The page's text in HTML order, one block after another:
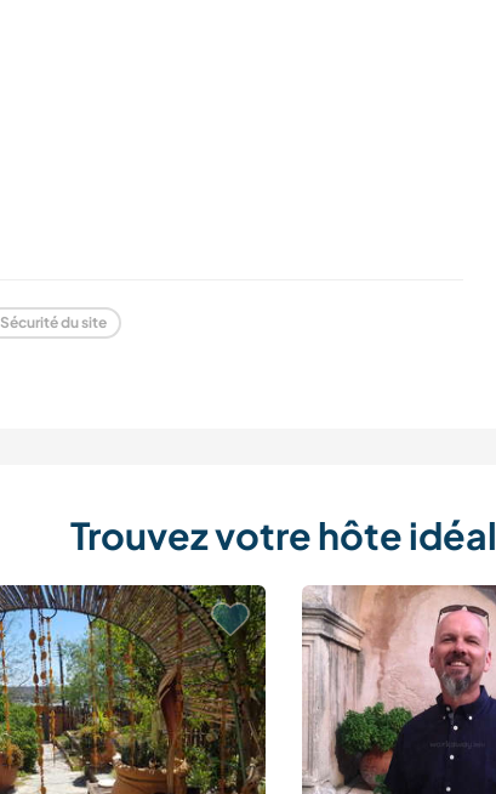
Sécurité du site
Trouvez votre hôte idéal